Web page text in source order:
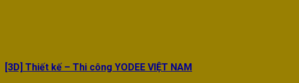
[3D] Thiết kế – Thi công YODEE VIỆT NAM